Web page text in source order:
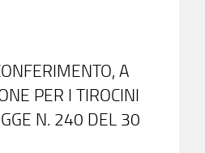
A
PER I TIROCINI
N. 240 DEL 30